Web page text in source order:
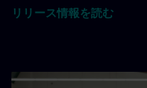
リリース情報を読む